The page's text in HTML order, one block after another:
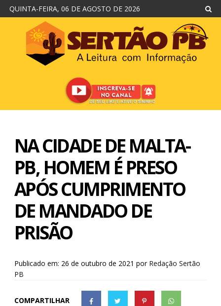
QUINTA-FEIRA, 06 DE AGOSTO DE 2026
NA CIDADE DE MALTA-
PB, HOMEM É PRESO
APÓS CUMPRIMENTO
DE MANDADO DE
PRISÃO
Publicado em: 26 de outubro de 2021 por Redação Sertão
PB
COMPARTILHAR